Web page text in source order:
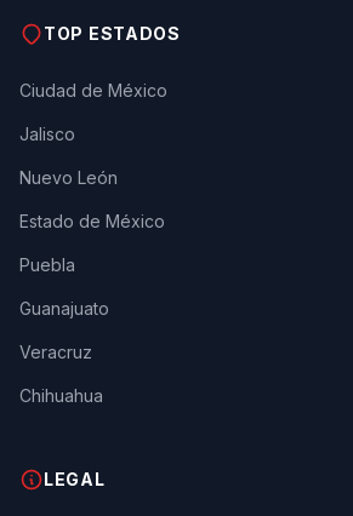
TOP ESTADOS
Ciudad de México
Jalisco
Nuevo León
Estado de México
Puebla
Guanajuato
Veracruz
Chihuahua
LEGAL